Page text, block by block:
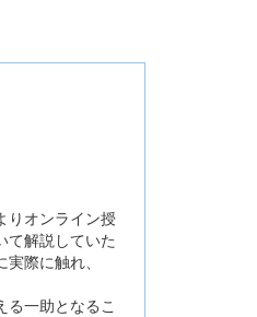
りオンライン授
て解説していた
際に触れ、
一助となるこ